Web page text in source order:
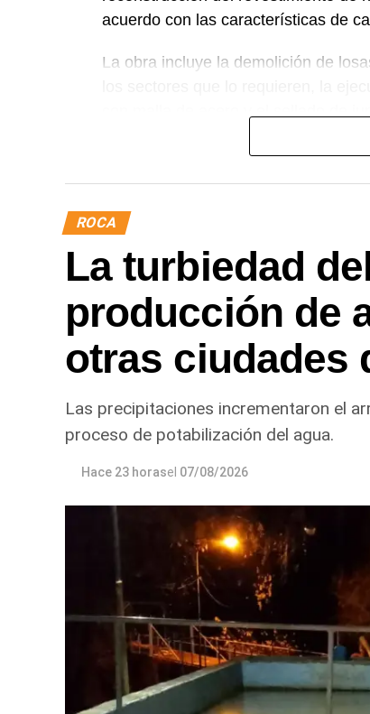
acuerdo con las características de
La obra incluye la demolición de
Desde el DPA destacaron que esta
eficiente y seguro para los
ROCA
La turbiedad
producción de
otras ciudades
Las precipitaciones incrementaron el
proceso de potabilización del agua.
Hace 23 horasel 07/08/2026